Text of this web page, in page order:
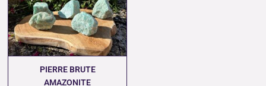
PIERRE BRUTE
AMAZONITE